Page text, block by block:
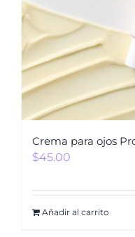
Crema para ojos
$45.00
Añadir al carrito